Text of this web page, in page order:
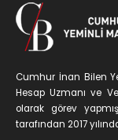
Cumhur İnan Bilen
Hesap Uzmanı ve
olarak görev
tarafından 2017